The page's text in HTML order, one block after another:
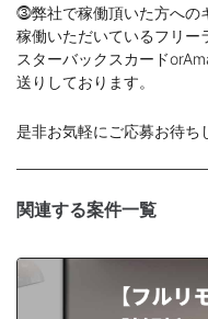
⓷弊社で稼働頂いた方への
稼働いただいているフリー
スターバックスカード
送りしております。
是非お気軽にご応募お待ち
関連する案件一覧